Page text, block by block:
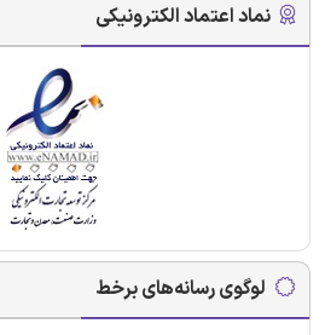
نماد اعتماد الکترونیکی
لوگوی رسانه‌های برخط